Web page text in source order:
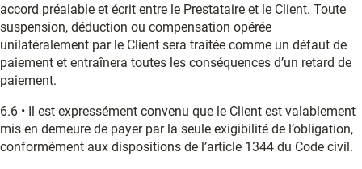
accord préalable et écrit entre le Prestataire et le Client. Toute
suspension, déduction ou compensation opérée
unilatéralement par le Client sera traitée comme un défaut de
paiement et entraînera toutes les conséquences d’un retard de
paiement.
6.6 • Il est expressément convenu que le Client est valablement
mis en demeure de payer par la seule exigibilité de l’obligation,
conformément aux dispositions de l’article 1344 du Code civil.